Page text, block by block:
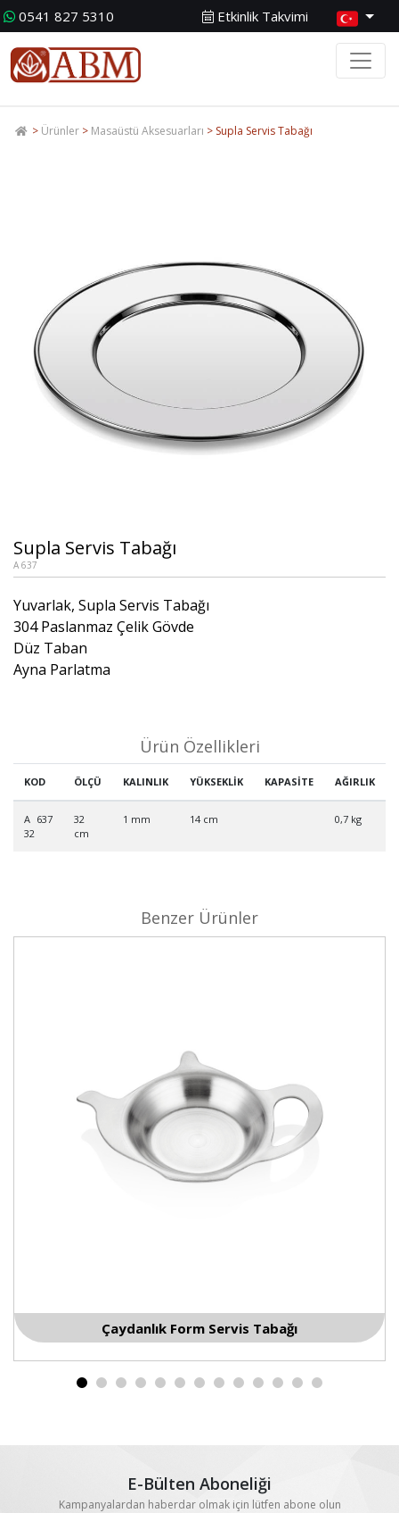
0541 827 5310 Etkinlik Takvimi
> Ürünler > Masaüstü Aksesuarları > Supla Servis Tabağı
Supla Servis Tabağı
A 637
Yuvarlak, Supla Servis Tabağı
304 Paslanmaz Çelik Gövde
Düz Taban
Ayna Parlatma
Ürün Özellikleri
KOD ÖLÇÜ KALINLIK YÜKSEKLİK KAPASİTE AĞIRLIK
A 637
32
32
cm
1 mm 14 cm 0,7 kg
Benzer Ürünler
Çaydanlık Form Servis Tabağı
E-Bülten Aboneliği
Kampanyalardan haberdar olmak için lütfen abone olun